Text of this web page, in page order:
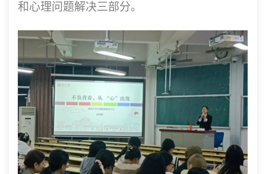
和心理问题解决三部分。